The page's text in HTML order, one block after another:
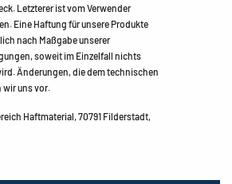
Letzterer ist vom Verwender
Eine Haftung für unsere Produkte
nach Maßgabe unserer
soweit im Einzelfall nichts
Änderungen, die dem technischen
wir uns vor.
Haftmaterial, 70791 Filderstadt,